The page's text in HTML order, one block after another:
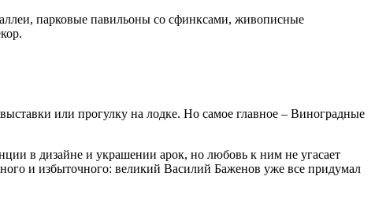
парковые павильоны со сфинксами, живописные
или прогулку на лодке. Но самое главное – Виноградные
в дизайне и украшении арок, но любовь к ним не угасает
и избыточного: великий Василий Баженов уже все придумал